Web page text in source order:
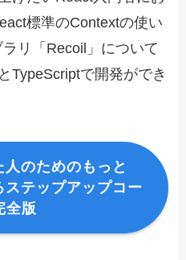
標準のContextの使い
リ「Recoil」について
TypeScriptで開発ができ
のためのもっと
テップアップコー
全版